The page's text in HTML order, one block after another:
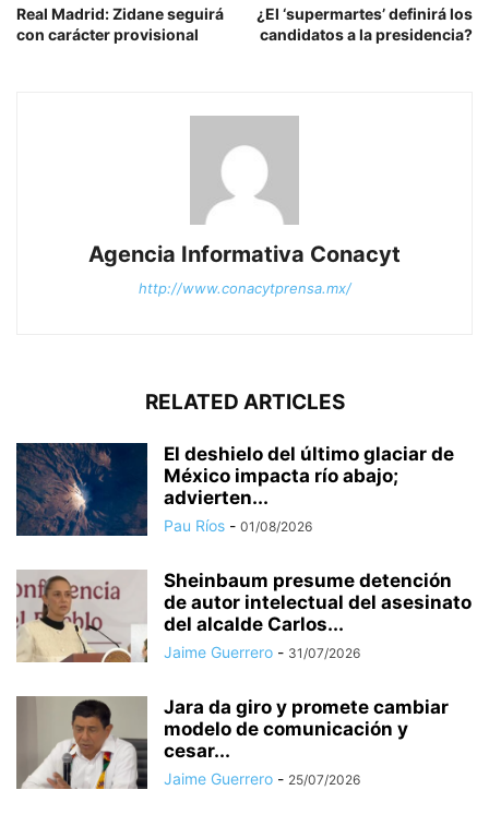
Real Madrid: Zidane seguirá
con carácter provisional
¿El ‘supermartes’ definirá los
candidatos a la presidencia?
Agencia Informativa Conacyt
http://www.conacytprensa.mx/
RELATED ARTICLES
El deshielo del último glaciar de
México impacta río abajo;
advierten...
Pau Ríos - 01/08/2026
Sheinbaum presume detención
de autor intelectual del asesinato
del alcalde Carlos...
Jaime Guerrero - 31/07/2026
Jara da giro y promete cambiar
modelo de comunicación y
cesar...
Jaime Guerrero - 25/07/2026